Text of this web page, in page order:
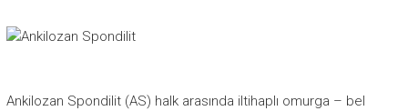
Ankilozan Spondilit (AS) halk arasında iltihaplı omurga – bel